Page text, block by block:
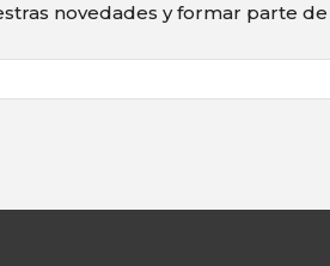
novedades y formar parte